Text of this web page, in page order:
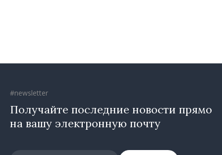
#newsletter
Получайте последние новости прямо
на вашу электронную почту